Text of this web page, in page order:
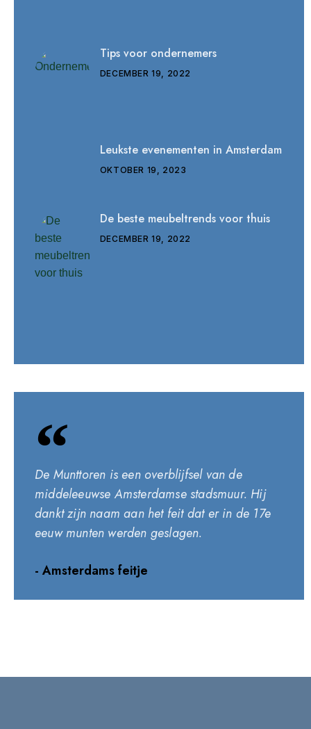
Tips voor ondernemers
DECEMBER 19, 2022
Leukste evenementen in Amsterdam
OKTOBER 19, 2023
De beste meubeltrends voor thuis
DECEMBER 19, 2022
De Munttoren is een overblijfsel van de
middeleeuwse Amsterdamse stadsmuur. Hij
dankt zijn naam aan het feit dat er in de 17e
eeuw munten werden geslagen.
- Amsterdams feitje​